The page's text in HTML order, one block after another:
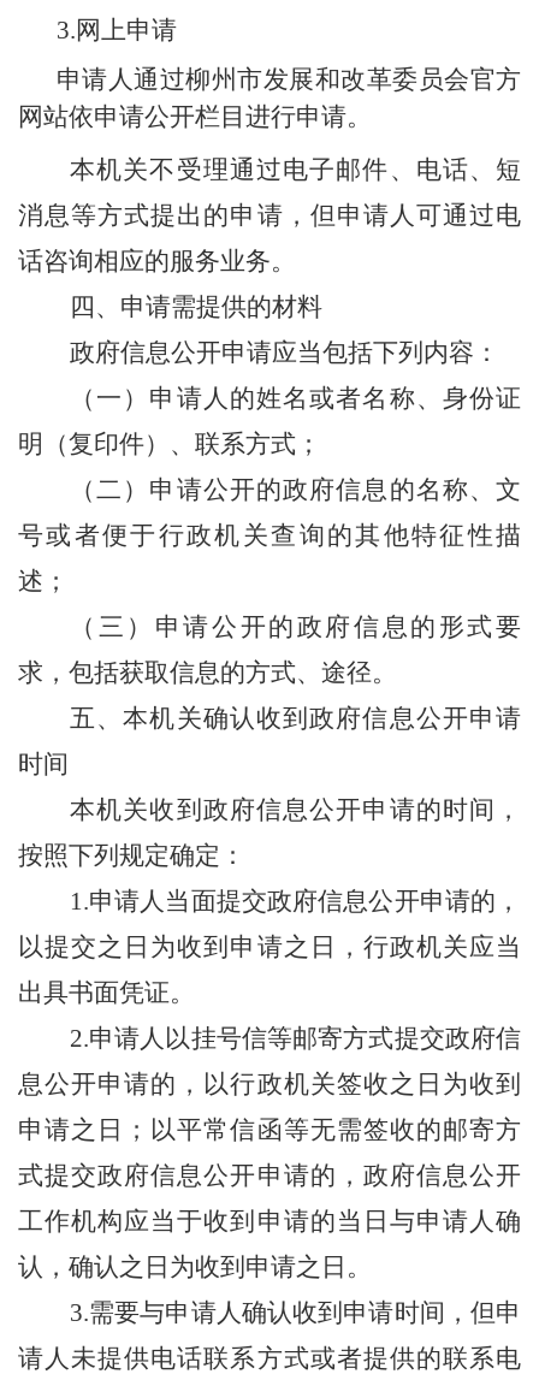
3.网上申请
申请人通过柳州市发展和改革委员会官方
网站依申请公开栏目进行申请。
本机关不受理通过电子邮件、电话、短
消息等方式提出的申请，但申请人可通过电
话咨询相应的服务业务。
四、申请需提供的材料
政府信息公开申请应当包括下列内容：
（一）申请人的姓名或者名称、身份证
明（复印件）、联系方式；
（二）申请公开的政府信息的名称、文
号或者便于行政机关查询的其他特征性描
述；
（三）申请公开的政府信息的形式要
求，包括获取信息的方式、途径。
五、本机关确认收到政府信息公开申请
时间
本机关收到政府信息公开申请的时间，
按照下列规定确定：
1.申请人当面提交政府信息公开申请的，
以提交之日为收到申请之日，行政机关应当
出具书面凭证。
2.申请人以挂号信等邮寄方式提交政府信
息公开申请的，以行政机关签收之日为收到
申请之日；以平常信函等无需签收的邮寄方
式提交政府信息公开申请的，政府信息公开
工作机构应当于收到申请的当日与申请人确
认，确认之日为收到申请之日 。
3.需要与申请人确认收到申请时间，但申
请人未提供电话联系方式或者提供的联系电